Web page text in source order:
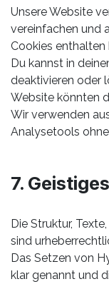
Unsere Website
vereinfachen und
Cookies enthalten
Du kannst in
deaktivieren oder
Website könnten
Wir verwenden
Analysetools
7.
Die Struktur,
sind
Das Setzen von
klar genannt und